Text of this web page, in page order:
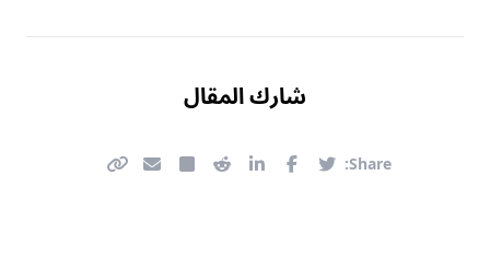
شارك المقال
Share: